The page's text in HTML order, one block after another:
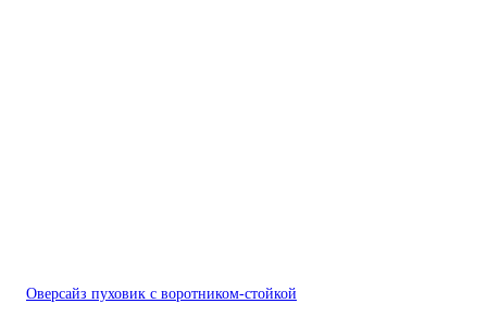
Оверсайз пуховик с воротником-стойкой